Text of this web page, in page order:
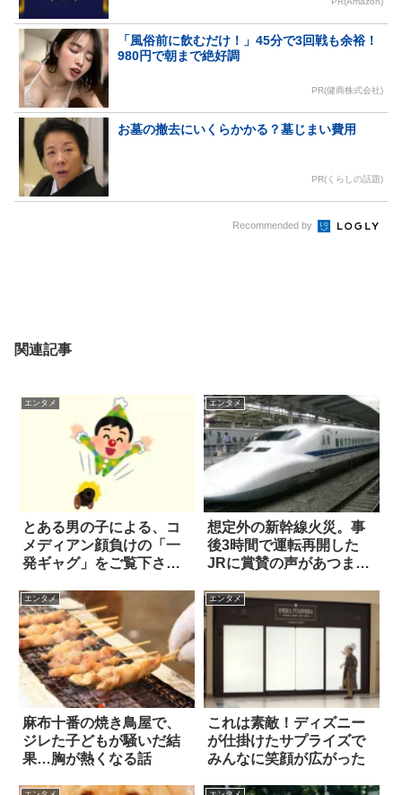
「風俗前に飲むだけ！」45分で3回戦も余裕！
980円で朝まで絶好調
PR(健商株式会社)
お墓の撤去にいくらかかる？墓じまい費用
PR(くらしの話題)
Recommended by
関連記事
エンタメ
とある男の子による、コ
メディアン顔負けの「一
発ギャグ」をご覧下さい
エンタメ
想定外の新幹線火災。事
後3時間で運転再開した
JRに賞賛の声があつまる
エンタメ
麻布十番の焼き鳥屋で、
ジレた子どもが騒いだ結
果…胸が熱くなる話
エンタメ
これは素敵！ディズニー
が仕掛けたサプライズで
みんなに笑顔が広がった